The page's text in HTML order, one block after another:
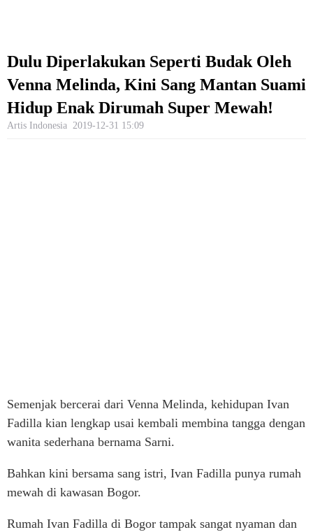
Dulu Diperlakukan Seperti Budak Oleh
Venna Melinda, Kini Sang Mantan Suami
Hidup Enak Dirumah Super Mewah!
Artis Indonesia 2019-12-31 15:09
Semenjak bercerai dari Venna Melinda, kehidupan Ivan
Fadilla kian lengkap usai kembali membina tangga dengan
wanita sederhana bernama Sarni.
Bahkan kini bersama sang istri, Ivan Fadilla punya rumah
mewah di kawasan Bogor.
Rumah Ivan Fadilla di Bogor tampak sangat nyaman dan